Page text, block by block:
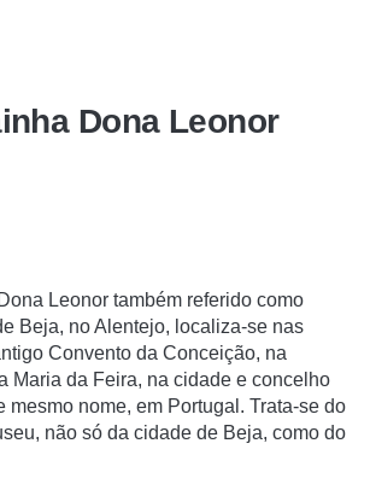
Dona Leonor
Leonor também referido como
Beja, no Alentejo, localiza-se nas
Convento da Conceição, na
Maria da Feira, na cidade e concelho
mesmo nome, em Portugal. Trata-se do
não só da cidade de Beja, como do